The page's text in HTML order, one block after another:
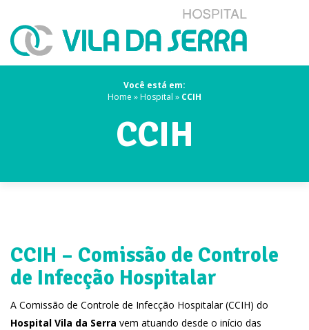
Você está em:
Home »Hospital » CCIH
CCIH
CCIH – Comissão de Controle
de Infecção Hospitalar
A Comissão de Controle de Infecção Hospitalar (CCIH) do
Hospital Vila da Serra vem atuando desde o início das